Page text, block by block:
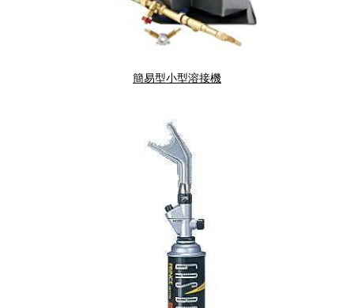
簡易型小型溶接機